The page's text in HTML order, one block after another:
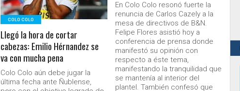
COLO COLO
Llegó la hora de cortar
cabezas: Emilio Hérnandez se
va con mucha pena
Colo Colo aún debe jugar la
última fecha ante Ñublense,
En Colo Colo resonó fuerte la
renuncia de Carlos Cazely a la
mesa de directivos de B&N.
Felipe Flores asistió hoy a
conferencia de prensa donde
manifestó su opinión con
respecto a éste tema,
manifestando la tranquilidad que
se mantenía al interior del
plantel. También confesó que
Ministerio Secretaría General de Gobierno